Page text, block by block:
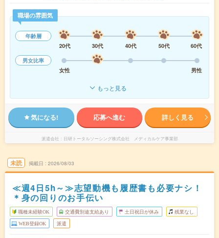
職場の雰囲気
年齢層
20代
30代 40代 50代
60代
男女比率
女性
男性
もっと見る
気になる! 応募へ進む 詳しく見る
派遣会社 日研トータルソーシング株式会社 メディカルケア事業部
未読 掲載日 2026/08/03
≪週4日5h～≫志望動機も履歴書も必要ナシ！
＊身の回りのお手伝い
職種未経験OK 交通費別途支給あり 土日祝日が休み 残業なし
WEB登録OK 派遣